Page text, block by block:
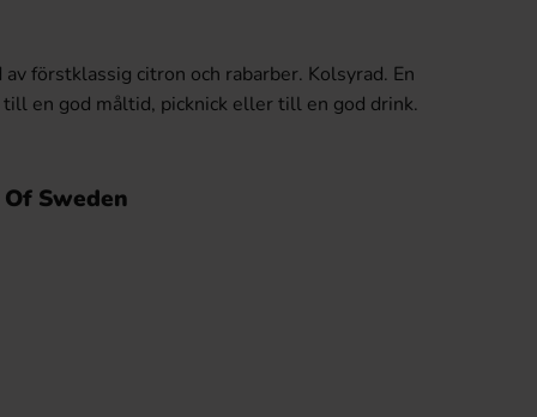
förstklassig citron och rabarber. Kolsyrad. En
en god måltid, picknick eller till en god drink.
Sweden